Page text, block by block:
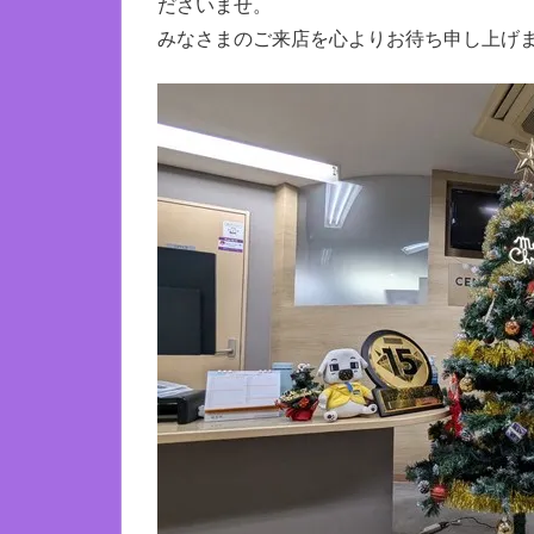
みなさまのご来店を心よりお待ち申し上げ